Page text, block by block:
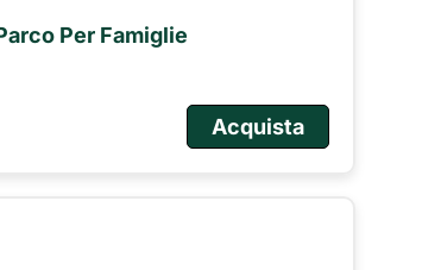
Per Famiglie
Acquista